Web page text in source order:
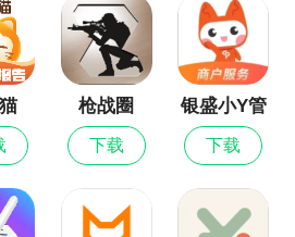
枪战圈
下载
银盛小Y管
家
下载